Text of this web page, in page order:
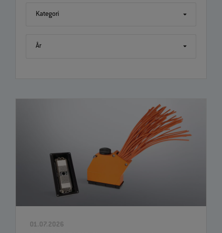
Kategori
År
01.07.2026